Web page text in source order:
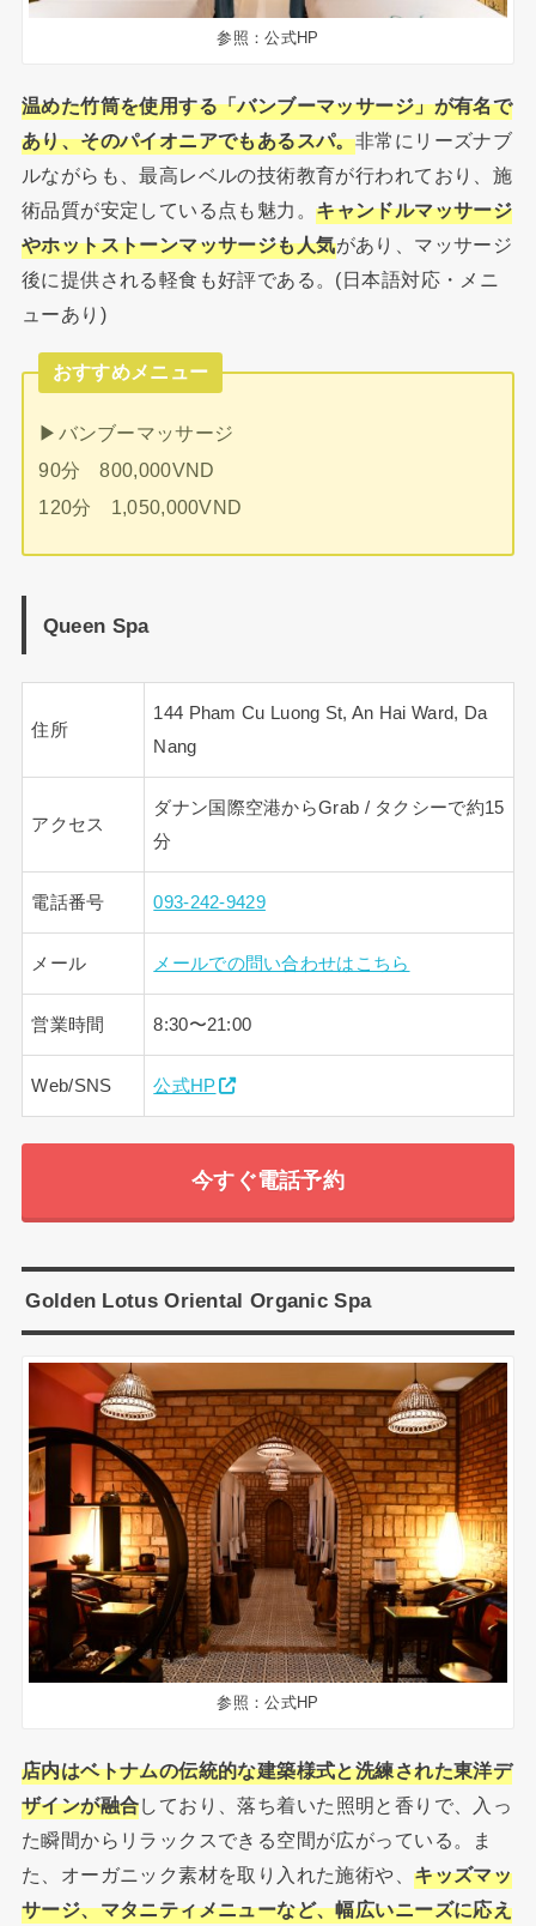
参照：公式HP
温めた竹筒を使用する「バンブーマッサージ」が有名で
あり、そのパイオニアでもあるスパ。非常にリーズナブ
ルながらも、最高レベルの技術教育が行われており、施
術品質が安定している点も魅力。キャンドルマッサージ
やホットストーンマッサージも人気があり、マッサージ
後に提供される軽食も好評である。(日本語対応・メニ
ューあり)
おすすめメニュー
▶︎バンブーマッサージ
90分 800,000VND
120分 1,050,000VND
Queen Spa
住所
144 Pham Cu Luong St, An Hai Ward, Da
Nang
アクセス
ダナン国際空港からGrab / タクシーで約15
分
電話番号 093-242-9429
メール メールでの問い合わせはこちら
営業時間 8:30〜21:00
Web/SNS 公式HP
今すぐ電話予約
Golden Lotus Oriental Organic Spa
参照：公式HP
店内はベトナムの伝統的な建築様式と洗練された東洋デ
ザインが融合しており、落ち着いた照明と香りで、入っ
た瞬間からリラックスできる空間が広がっている。ま
た、オーガニック素材を取り入れた施術や、キッズマッ
サージ、マタニティメニューなど、幅広いニーズに応え